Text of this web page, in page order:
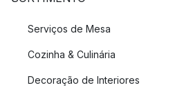
Serviços de Mesa
Cozinha & Culinária
Decoração de Interiores